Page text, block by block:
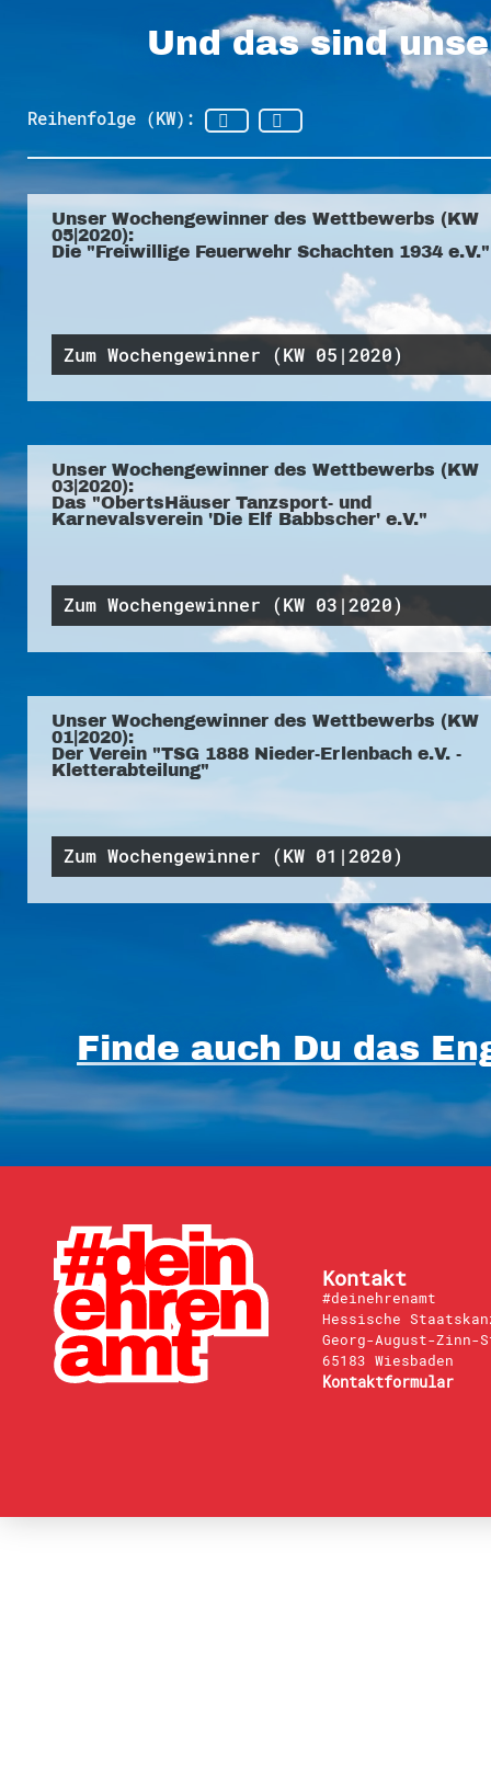
Und das sind
Reihenfolge (KW):
Unser Wochengewinner des Wettbewerbs (KW
05|2020):
Die "Freiwillige Feuerwehr Schachten 1934 e.V."
Zum Wochengewinner (KW 05|2020)
Unser Wochengewinner des Wettbewerbs (KW
03|2020):
Das "ObertsHäuser Tanzsport- und
Karnevalsverein 'Die Elf Babbscher' e.V."
Zum Wochengewinner (KW 03|2020)
Unser Wochengewinner des Wettbewerbs (KW
01|2020):
Der Verein "TSG 1888 Nieder-Erlenbach e.V. -
Kletterabteilung"
Zum Wochengewinner (KW 01|2020)
Finde auch Du das
Kontakt
#deinehrenamt
Hessische
Georg-August-Zinn-
65183 Wiesbaden
Kontaktformular